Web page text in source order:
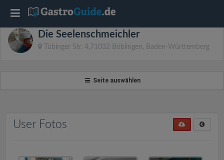
Die Seelenschmeichler
Tübinger Str. 4,71032 Böblingen, Baden-Württemberg
Seite auswählen
User Fotos
T
o
l